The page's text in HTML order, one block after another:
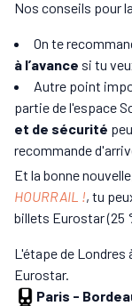
Nos conseils pour
On te
à l’avance si tu
Autre point
partie de l'espace
et de sécurité
recommande
Et la bonne
HOURRAIL !, tu
billets Eurostar (25
L'étape de Londres
Eurostar.
Paris -